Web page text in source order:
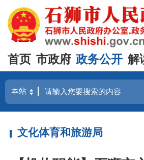
首页 市政府 政务公开 解
文化体育和旅游局